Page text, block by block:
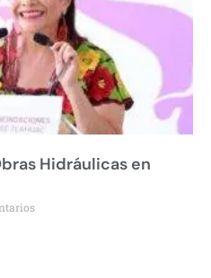
Hidráulicas en